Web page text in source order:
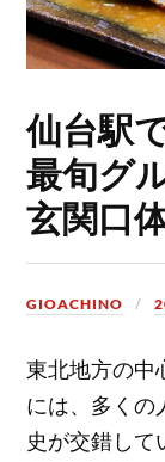
仙台駅
最旬グ
玄関口
GIOACHINO
東北地方の中
には、多くの
史が交錯して